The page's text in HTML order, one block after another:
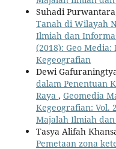
Suhadi
Tanah di Wilayah
Ilmiah dan
(2018): Geo
Kegeografian
Dewi
dalam Penentuan
Raya , Geomedia
Kegeografian: Vol.
Majalah Ilmiah
Tasya Alifah
Pemetaan zona